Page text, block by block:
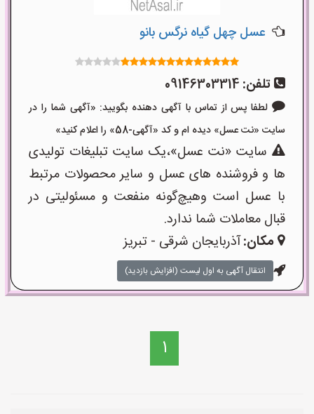
عسل چهل گیاه نرگس بانو
تلفن: 09146303314
لطفا پس از تماس با آگهی دهنده بگویید: «آگهی شما را در
سایت «نت عسل» دیده ام و کد «آگهی-58» را اعلام کنید»
سایت «نت عسل»،یک سایت تبلیغات تولیدی
ها و فروشنده های عسل و سایر محصولات مرتبط
با عسل است وهیچ‌گونه منفعت و مسئولیتی در
قبال معاملات شما ندارد.
مکان:آذربایجان شرقی - تبریز
انتقال آگهی به اول لیست (افزایش بازدید)
1